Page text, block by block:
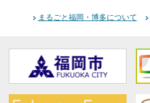
まるごと福岡・博多について